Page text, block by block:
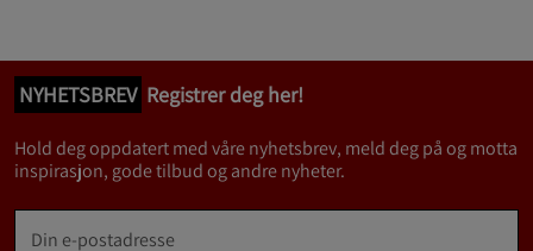
NYHETSBREV Registrer deg her!
Hold deg oppdatert med våre nyhetsbrev, meld deg på og motta
inspirasjon, gode tilbud og andre nyheter.